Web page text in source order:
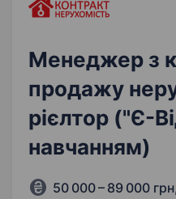
Менеджер з
продажу
рієлтор ("Є-
навчанням)
50 000 – 89 000 грн,